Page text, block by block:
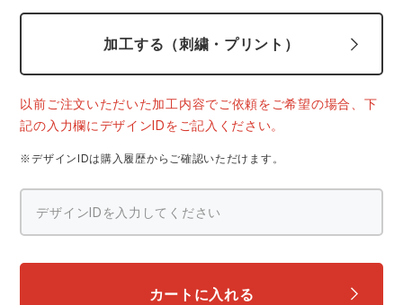
加工する（刺繍・プリント）
以前ご注文いただいた加工内容でご依頼をご希望の場合、下
記の入力欄にデザインIDをご記入ください。
※デザインIDは購入履歴からご確認いただけます。
カートに入れる